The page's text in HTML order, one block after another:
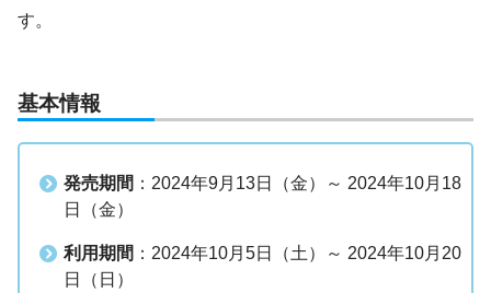
す。
基本情報
発売期間 ：2024年9月13日（金）～ 2024年10月18
日（金）
利用期間 ：2024年10月5日（土）～ 2024年10月20
日（日）